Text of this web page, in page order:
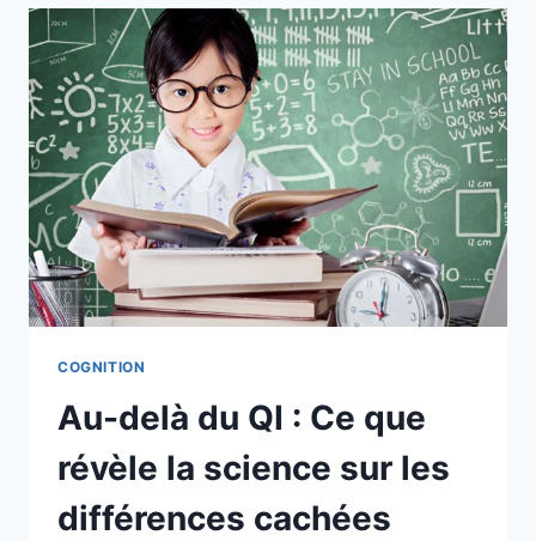
COGNITION
Au-delà du QI : Ce que
révèle la science sur les
différences cachées